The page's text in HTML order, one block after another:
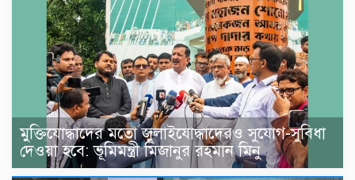
মুক্তিযোদ্ধাদের মতো জুলাইযোদ্ধাদেরও সুযোগ-সুবিধা
দেওয়া হবে: ভূমিমন্ত্রী মিজানুর রহমান মিনু